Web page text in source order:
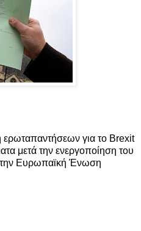
ερωταπαντήσεων για το Brexit
μετά την ενεργοποίηση του
την Ευρωπαϊκή Ένωση